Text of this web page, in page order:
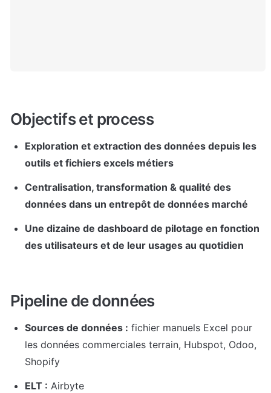
Objectifs et process
Exploration et extraction des données depuis les
outils et fichiers excels métiers
Centralisation, transformation & qualité des
données dans un entrepôt de données marché
Une dizaine de dashboard de pilotage en fonction
des utilisateurs et de leur usages au quotidien
Pipeline de données
Sources de données : fichier manuels Excel pour
les données commerciales terrain, Hubspot, Odoo,
Shopify
ELT : Airbyte